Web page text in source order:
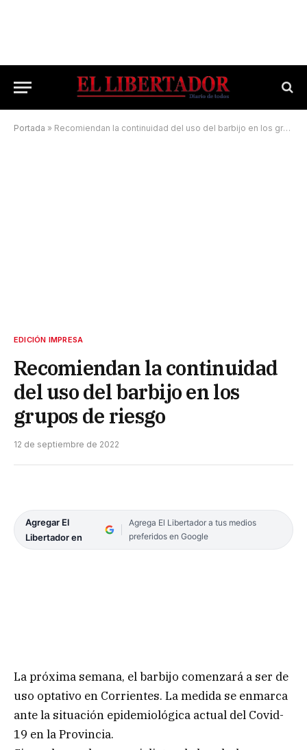
Portada » Recomiendan la continuidad del uso del barbijo en los grupos de riesgo
EDICIÓN IMPRESA
Recomiendan la continuidad
del uso del barbijo en los
grupos de riesgo
12 de septiembre de 2022
Agregar El
Libertador en
Agrega El Libertador a tus medios
preferidos en Google
La próxima semana, el barbijo comenzará a ser de
uso optativo en Corrientes. La medida se enmarca
ante la situación epidemiológica actual del Covid-
19 en la Provincia.